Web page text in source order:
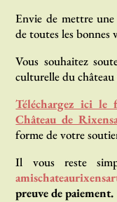
Envie de mettre
de toutes les bonnes
Vous souhaitez
culturelle du
Téléchargez ici le
Château de
forme de votre
Il vous reste
preuve de paiement.